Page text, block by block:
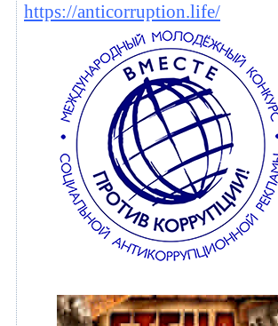
https://anticorruption.life/